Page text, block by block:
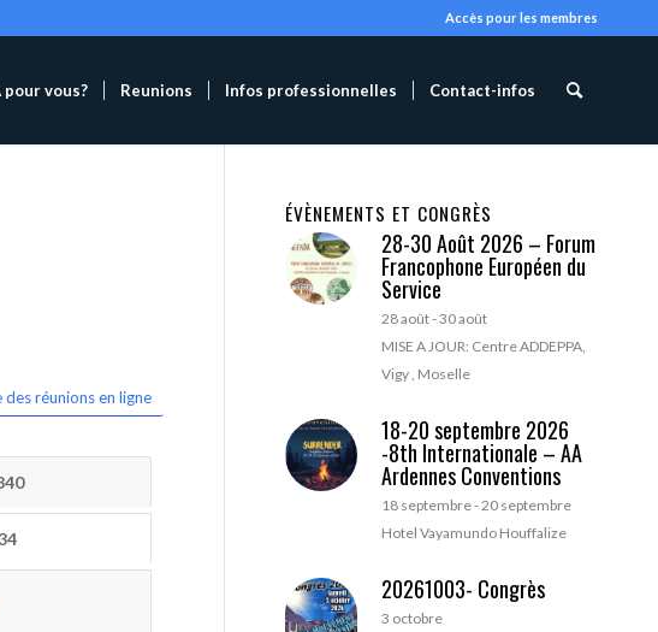
Accès pour les membres
pour vous? Reunions Infos professionnelles Contact-infos
réunions en ligne
ÉVÈNEMENTS ET CONGRÈS
28-30 Août 2026 – Forum
Francophone Européen du
Service
28 août-30 août
MISE A JOUR: Centre ADDEPPA,
Vigy , Moselle
18-20 septembre 2026
-8th Internationale – AA
Ardennes Conventions
18 septembre-20 septembre
Hotel Vayamundo Houffalize
20261003- Congrès
3 octobre